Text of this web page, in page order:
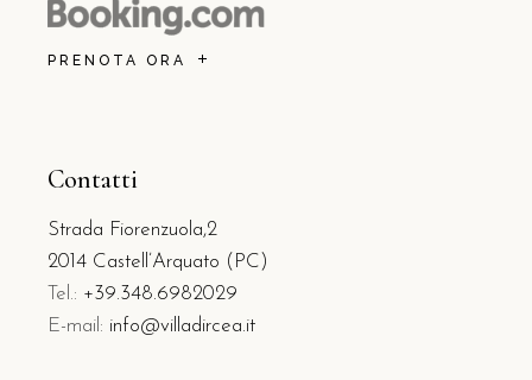
PRENOTA ORA
Contatti
Strada Fiorenzuola,2
2014 Castell’Arquato (PC)
Tel.: +39.348.6982029
E-mail: info@villadircea.it